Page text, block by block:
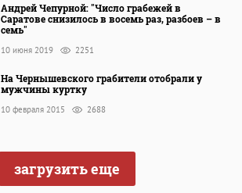
Андрей Чепурной: "Число грабежей в
Саратове снизилось в восемь раз, разбоев – в
семь"
10 июня 2019 2251
На Чернышевского грабители отобрали у
мужчины куртку
10 февраля 2015 2688
загрузить еще